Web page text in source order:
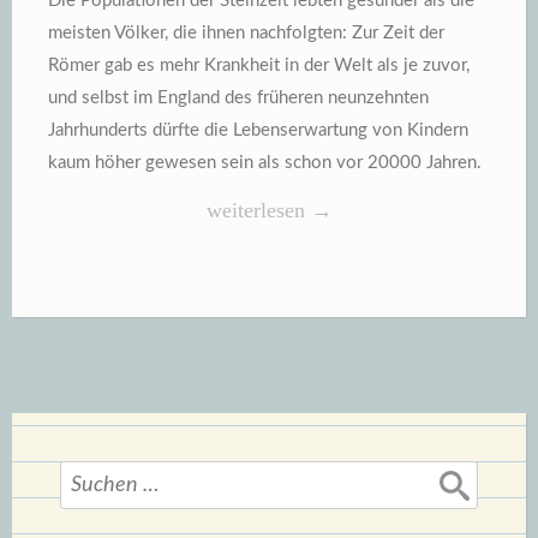
meisten Völker, die ihnen nachfolgten: Zur Zeit der
Römer gab es mehr Krankheit in der Welt als je zuvor,
und selbst im England des früheren neunzehnten
Jahrhunderts dürfte die Lebenserwartung von Kindern
kaum höher gewesen sein als schon vor 20000 Jahren.
„Populationen
weiterlesen →
Suchen
nach: